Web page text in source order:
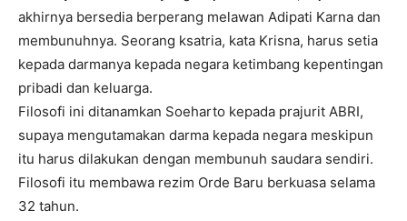
akhirnya bersedia berperang melawan Adipati Karna dan
membunuhnya. Seorang ksatria, kata Krisna, harus setia
kepada darmanya kepada negara ketimbang kepentingan
pribadi dan keluarga.
Filosofi ini ditanamkan Soeharto kepada prajurit ABRI,
supaya mengutamakan darma kepada negara meskipun
itu harus dilakukan dengan membunuh saudara sendiri.
Filosofi itu membawa rezim Orde Baru berkuasa selama
32 tahun.